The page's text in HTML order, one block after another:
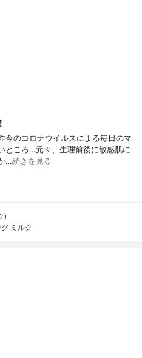
今のコロナウイルスによる毎日のマ
ところ…元々、生理前後に敏感肌に
…続きを見る
)
ミルク